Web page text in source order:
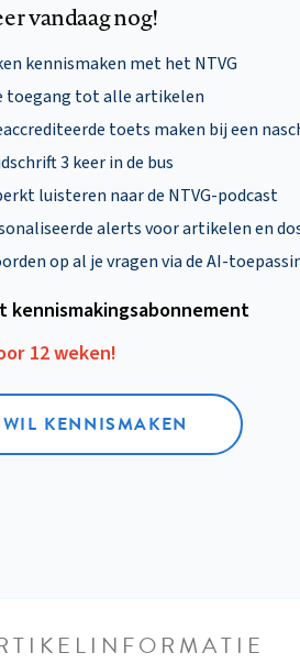
vandaag nog!
kennismaken met het NTVG
toegang tot alle artikelen
toets maken bij een
3 keer in de bus
luisteren naar de NTVG-podcast
alerts voor artikelen en
op al je vragen via de AI-
kennismakings­abonnement
12 weken!
KENNISMAKEN